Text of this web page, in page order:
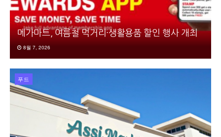
메가마트, 여름철 먹거리·생활용품 할인 행사 개최
8월 7, 2026
푸드